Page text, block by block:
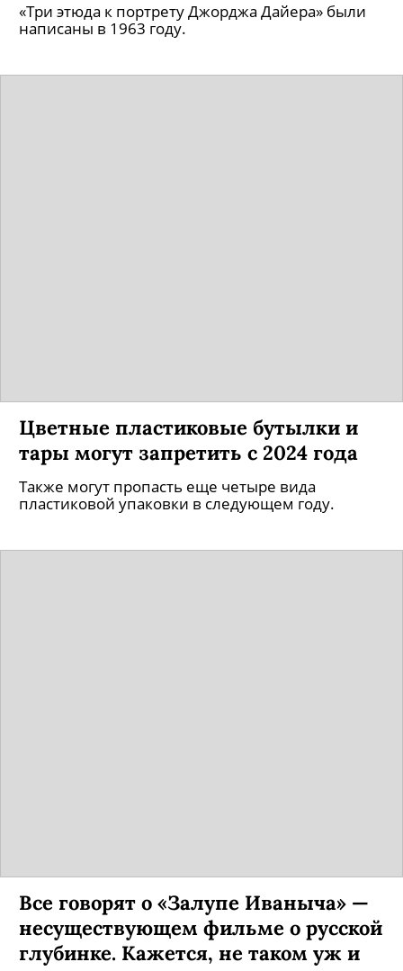
«Три этюда к портрету Джорджа Дайера» были
написаны в 1963 году.
Цветные пластиковые бутылки и
тары могут запретить с 2024 года
Также могут пропасть еще четыре вида
пластиковой упаковки в следующем году.
Все говорят о «Залупе Иваныча» —
несуществующем фильме о русской
глубинке. Кажется, не таком уж и